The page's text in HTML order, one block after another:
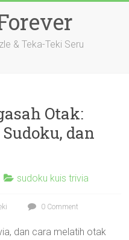
& Teka-Teki Seru
Otak:
dan
sudoku kuis trivia
0 Comment
dan cara melatih otak